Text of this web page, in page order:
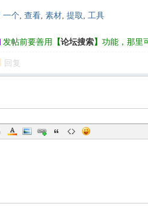
一个, 查看, 素材, 提取 , 工具
发帖前要善用 【论坛搜索】 功能，那里
回复